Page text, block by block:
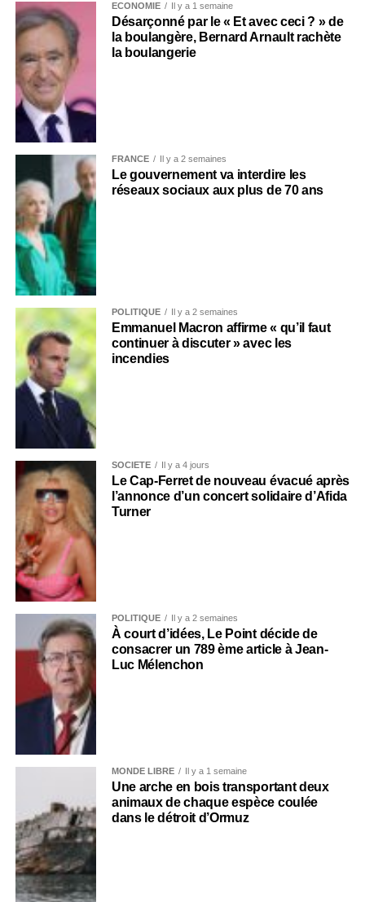
ECONOMIE Il y a 1 semaine
Désarçonné par le « Et avec ceci ? » de
la boulangère, Bernard Arnault rachète
la boulangerie
FRANCE Il y a 2 semaines
Le gouvernement va interdire les
réseaux sociaux aux plus de 70 ans
POLITIQUE Il y a 2 semaines
Emmanuel Macron affirme « qu’il faut
continuer à discuter » avec les
incendies
SOCIÉTÉ Il y a 4 jours
Le Cap-Ferret de nouveau évacué après
l’annonce d’un concert solidaire d’Afida
Turner
POLITIQUE Il y a 2 semaines
À court d’idées, Le Point décide de
consacrer un 789 ème article à Jean-
Luc Mélenchon
MONDE LIBRE Il y a 1 semaine
Une arche en bois transportant deux
animaux de chaque espèce coulée
dans le détroit d’Ormuz